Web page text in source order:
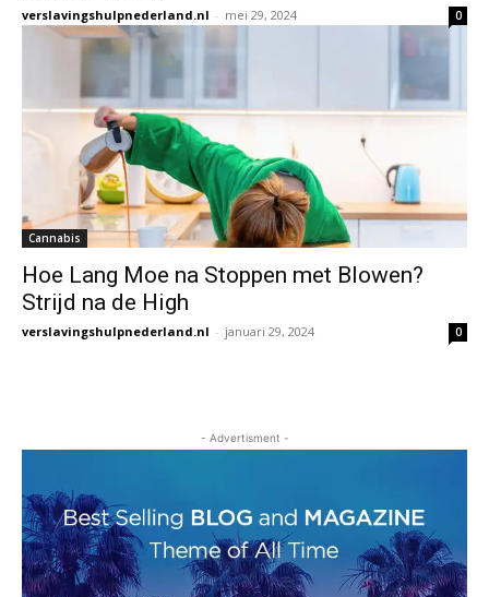
verslavingshulpnederland.nl - mei 29, 2024 0
Cannabis
Hoe Lang Moe na Stoppen met Blowen?
Strijd na de High
verslavingshulpnederland.nl - januari 29, 2024 0
- Advertisment -